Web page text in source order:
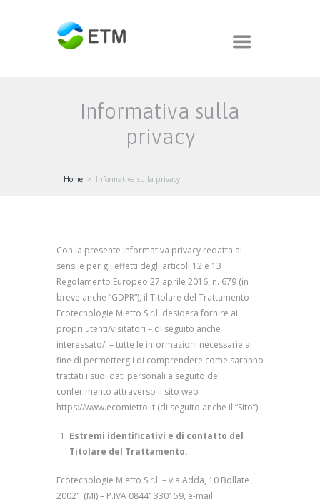
Informativa sulla
privacy
Home Informativa sulla privacy
Con la presente informativa privacy redatta ai
sensi e per gli effetti degli articoli 12 e 13
Regolamento Europeo 27 aprile 2016, n. 679 (in
breve anche “GDPR”), il Titolare del Trattamento
Ecotecnologie Mietto S.r.l. desidera fornire ai
propri utenti/visitatori – di seguito anche
interessato/i – tutte le informazioni necessarie al
fine di permettergli di comprendere come saranno
trattati i suoi dati personali a seguito del
conferimento attraverso il sito web
https://www.ecomietto.it (di seguito anche il “Sito”).
Estremi identificativi e di contatto del
Titolare del Trattamento.
Ecotecnologie Mietto S.r.l. – via Adda, 10 Bollate
20021 (MI) – P.IVA 08441330159, e-mail: